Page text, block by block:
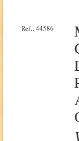
Ref.: 44586